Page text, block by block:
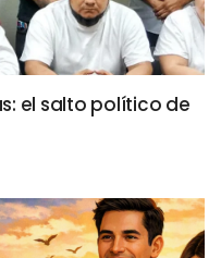
el salto político de